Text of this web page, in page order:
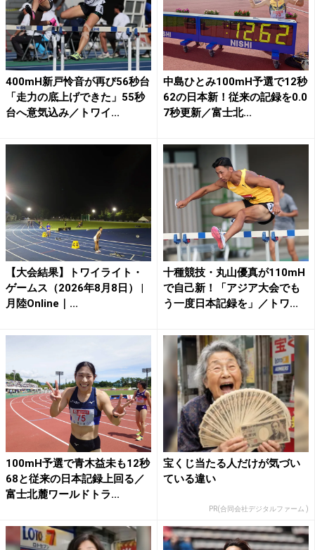
400mH新戸怜音が再び56秒台
「走力の底上げできた」55秒
台へ意気込み／トワイ...
中島ひとみ100mH予選で12秒
62の日本新！従来の記録を0.0
7秒更新／富士北...
【大会結果】トワイライト・
ゲームス（2026年8月8日） |
月陸Online｜...
十種競技・丸山優真が110mH
で自己新！「アジア大会でも
う一度日本記録を」／トワ...
100mH予選で青木益未も12秒
68と従来の日本記録上回る／
富士北麓ワールドトラ...
宝くじ当たる人だけが気づい
ている違い
PR(合同会社デジタルファーム )